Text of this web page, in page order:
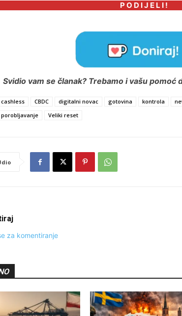
P O D I J E L I !
Svidio vam se članak? Trebamo i vašu pomoć
cashless CBDC digitalni novac gotovina kontrola
porobljavanje Veliki reset
za komentiranje